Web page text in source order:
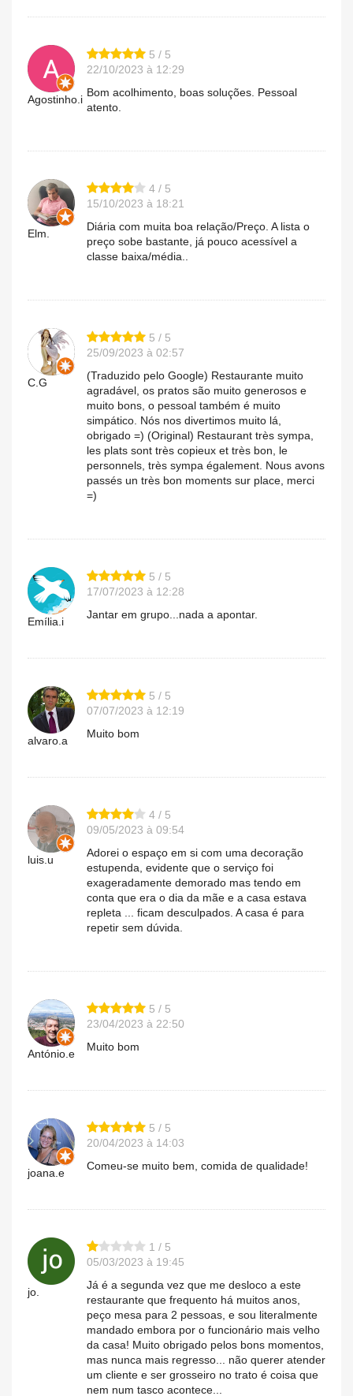
Agostinho.i
5 / 5
22/10/2023 à 12:29
Bom acolhimento, boas soluções. Pessoal
atento.
Elm.
4 / 5
15/10/2023 à 18:21
Diária com muita boa relação/Preço. A lista o
preço sobe bastante, já pouco acessível a
classe baixa/média..
C.G
5 / 5
25/09/2023 à 02:57
(Traduzido pelo Google) Restaurante muito
agradável, os pratos são muito generosos e
muito bons, o pessoal também é muito
simpático. Nós nos divertimos muito lá,
obrigado =) (Original) Restaurant très sympa,
les plats sont très copieux et très bon, le
personnels, très sympa également. Nous avons
passés un très bon moments sur place, merci
=)
Emília.i
5 / 5
17/07/2023 à 12:28
Jantar em grupo...nada a apontar.
alvaro.a
5 / 5
07/07/2023 à 12:19
Muito bom
luis.u
4 / 5
09/05/2023 à 09:54
Adorei o espaço em si com uma decoração
estupenda, evidente que o serviço foi
exageradamente demorado mas tendo em
conta que era o dia da mãe e a casa estava
repleta ... ficam desculpados. A casa é para
repetir sem dúvida.
António.e
5 / 5
23/04/2023 à 22:50
Muito bom
joana.e
5 / 5
20/04/2023 à 14:03
Comeu-se muito bem, comida de qualidade!
jo.
1 / 5
05/03/2023 à 19:45
Já é a segunda vez que me desloco a este
restaurante que frequento há muitos anos,
peço mesa para 2 pessoas, e sou literalmente
mandado embora por o funcionário mais velho
da casa! Muito obrigado pelos bons momentos,
mas nunca mais regresso... não querer atender
um cliente e ser grosseiro no trato é coisa que
nem num tasco acontece...